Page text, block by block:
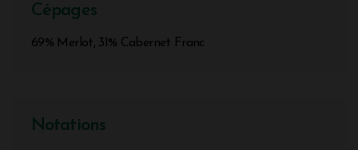
Cépages
69% Merlot, 31% Cabernet Franc
Notations